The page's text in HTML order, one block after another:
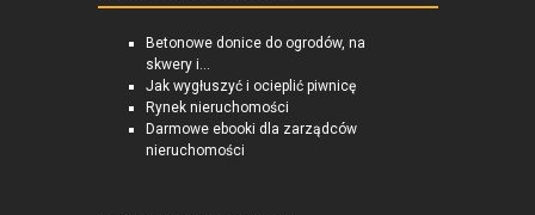
Betonowe donice do ogrodów, na
skwery i...
Jak wygłuszyć i ocieplić piwnicę
Rynek nieruchomości
Darmowe ebooki dla zarządców
nieruchomości